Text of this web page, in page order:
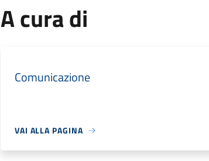
A cura di
Comunicazione
VAI ALLA PAGINA